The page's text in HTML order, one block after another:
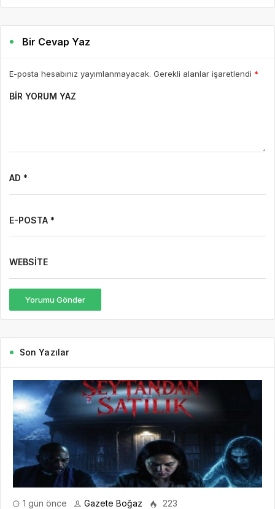
Bir Cevap Yaz
E-posta hesabınız yayımlanmayacak. Gerekli alanlar işaretlendi *
BIR YORUM YAZ
AD *
E-POSTA *
WEBSITE
Yorumu Gönder
Son Yazılar
1 gün önce Gazete Boğaz 223